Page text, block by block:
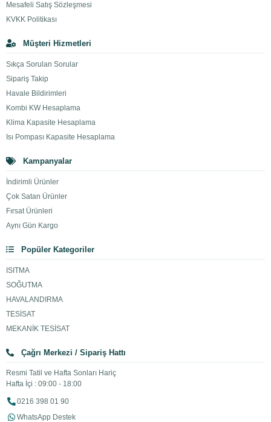
Mesafeli Satış Sözleşmesi
KVKK Politikası
Müşteri Hizmetleri
Sıkça Sorulan Sorular
Sipariş Takip
Havale Bildirimleri
Kombi KW Hesaplama
Klima Kapasite Hesaplama
Isı Pompası Kapasite Hesaplama
Kampanyalar
İndirimli Ürünler
Çok Satan Ürünler
Fırsat Ürünleri
Aynı Gün Kargo
Popüler Kategoriler
ISITMA
SOĞUTMA
HAVALANDIRMA
TESİSAT
MEKANİK TESİSAT
Çağrı Merkezi / Sipariş Hattı
Resmi Tatil ve Hafta Sonları Hariç
Hafta İçi : 09:00 - 18:00
0216 398 01 90
WhatsApp Destek